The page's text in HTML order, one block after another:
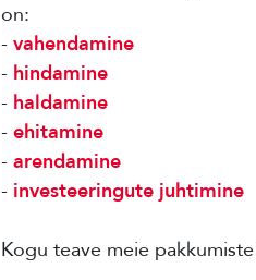
on:
- vahendamine
- hindamine
- haldamine
- ehitamine
- arendamine
- investeeringute juhtimine
Kogu teave meie